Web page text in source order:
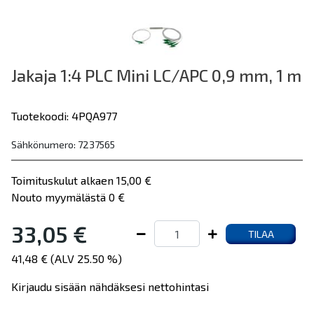
Jakaja 1:4 PLC Mini LC/APC 0,9 mm, 1 m
Tuotekoodi: 4PQA977
Sähkönumero: 7237565
Toimituskulut alkaen 15,00 €
Nouto myymälästä 0 €
33,05 € TILAA
41,48 € (ALV 25.50 %)
Kirjaudu sisään nähdäksesi nettohintasi